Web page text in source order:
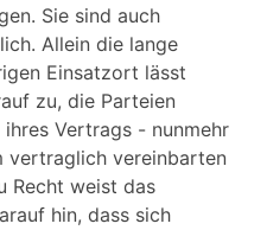
Sie sind auch
Allein die lange
Einsatzort lässt
zu, die Parteien
Vertrags - nunmehr
vertraglich vereinbarten
Recht weist das
hin, dass sich